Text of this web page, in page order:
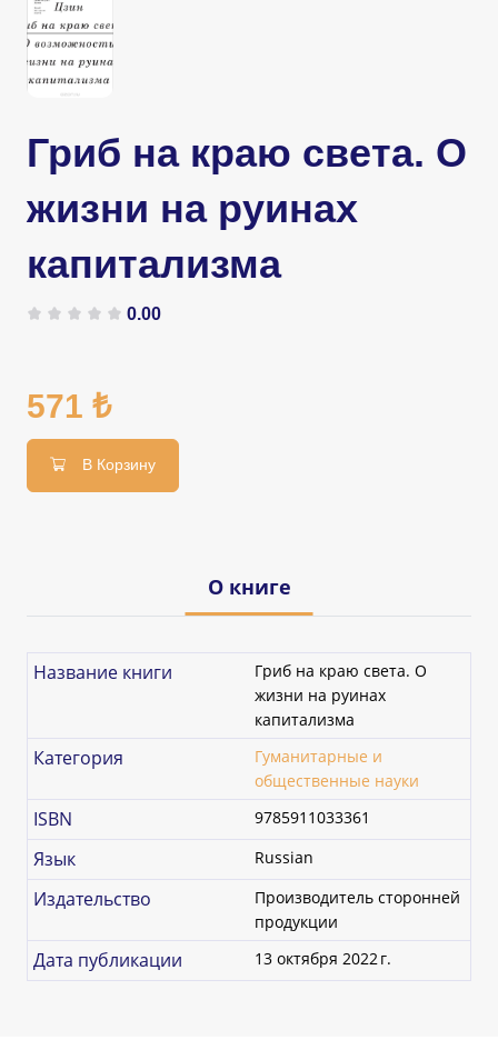
Гриб на краю света. О
жизни на руинах
капитализма
0.00
571 ₺
В Корзину
О книге
Название книги
Гриб на краю света. О
жизни на руинах
капитализма
Категория
Гуманитарные и
общественные науки
ISBN 9785911033361
Язык Russian
Издательство
Производитель сторонней
продукции
Дата публикации 13 октября 2022 г.